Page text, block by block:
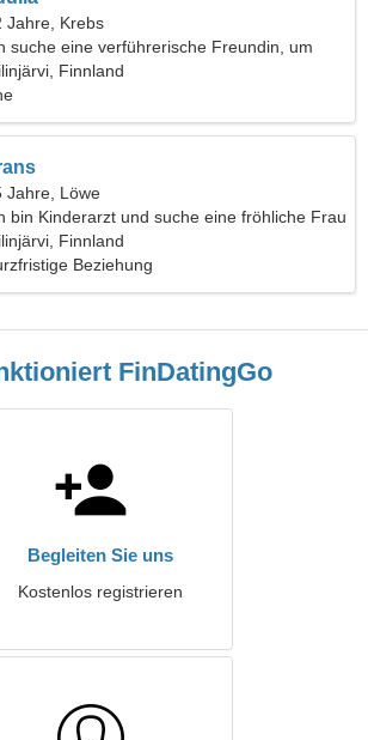
Jahre, Krebs
suche eine verführerische Freundin, um
zu reisen
Finnland
Jahre, Löwe
bin Kinderarzt und suche eine fröhliche Frau
Finnland
Beziehung
FinDatingGo
Begleiten Sie uns
Kostenlos registrieren